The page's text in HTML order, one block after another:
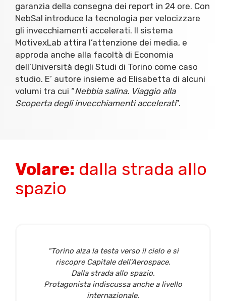
garanzia della consegna dei report in 24 ore. Con
NebSal introduce la tecnologia per velocizzare
gli invecchiamenti accelerati. Il sistema
MotivexLab attira l’attenzione dei media, e
approda anche alla facoltà di Economia
dell’Università degli Studi di Torino come caso
studio. E’ autore insieme ad Elisabetta di alcuni
volumi tra cui “Nebbia salina. Viaggio alla
Scoperta degli invecchiamenti accelerati”.
Volare: dalla strada allo
spazio
"Torino alza la testa verso il cielo e si
riscopre Capitale dell'Aerospace.
Dalla strada allo spazio.
Protagonista indiscussa anche a livello
internazionale.